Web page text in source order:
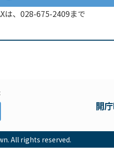
は、028-675-2409まで
開
All rights reserved.